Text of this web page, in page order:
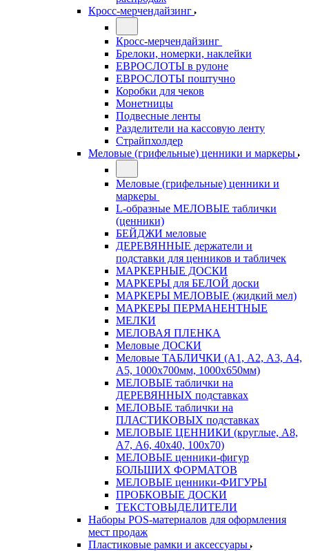
Кросс-мерчендайзинг
Кросс-мерчендайзинг
Брелоки, номерки, наклейки
ЕВРОСЛОТЫ в рулоне
ЕВРОСЛОТЫ поштучно
Коробки для чеков
Монетницы
Подвесные ленты
Разделители на кассовую ленту
Страйпхолдер
Меловые (грифельные) ценники и маркеры
Меловые (грифельные) ценники и
маркеры
L-образные МЕЛОВЫЕ таблички
(ценники)
БЕЙДЖИ меловые
ДЕРЕВЯННЫЕ держатели и
подставки для ценников и табличек
МАРКЕРНЫЕ ДОСКИ
МАРКЕРЫ для БЕЛОЙ доски
МАРКЕРЫ МЕЛОВЫЕ (жидкий мел)
МАРКЕРЫ ПЕРМАНЕНТНЫЕ
МЕЛКИ
МЕЛОВАЯ ПЛЕНКА
Меловые ДОСКИ
Меловые ТАБЛИЧКИ (А1, А2, А3, А4,
А5, 1000х700мм, 1000х650мм)
МЕЛОВЫЕ таблички на
ДЕРЕВЯННЫХ подставках
МЕЛОВЫЕ таблички на
ПЛАСТИКОВЫХ подставках
МЕЛОВЫЕ ЦЕННИКИ (круглые, А8,
А7, А6, 40х40, 100х70)
МЕЛОВЫЕ ценники-фигур
БОЛЬШИХ ФОРМАТОВ
МЕЛОВЫЕ ценники-ФИГУРЫ
ПРОБКОВЫЕ ДОСКИ
ТЕКСТОВЫДЕЛИТЕЛИ
Наборы POS-материалов для оформления
мест продаж
Пластиковые рамки и аксессуары